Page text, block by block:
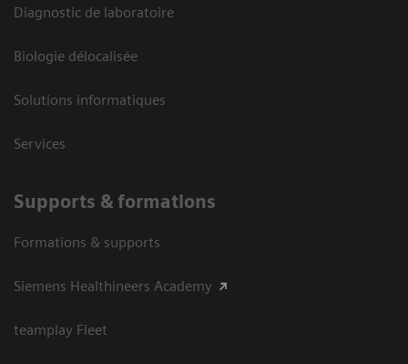
Diagnostic de laboratoire
Biologie délocalisée
Solutions informatiques
Services
Supports & formations
Formations & supports
Siemens Healthineers Academy
teamplay Fleet